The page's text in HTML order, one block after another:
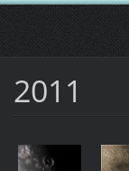
2011